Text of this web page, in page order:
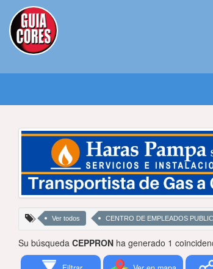
Ver todos CENTRO DE EMPLEADOS
Su búsqueda CEPPRON ha generado 1